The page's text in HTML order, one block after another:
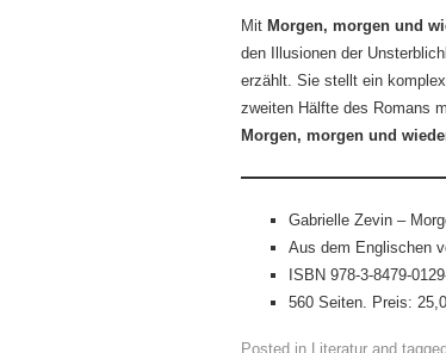
Mit Morgen, morgen und
den Illusionen der
erzählt. Sie stellt ein
zweiten Hälfte des Romans
Morgen, morgen und
Gabrielle Zevin –
Aus dem Englischen
ISBN 978-3-8479-
560 Seiten. Preis:
Posted in Literatur and tagged